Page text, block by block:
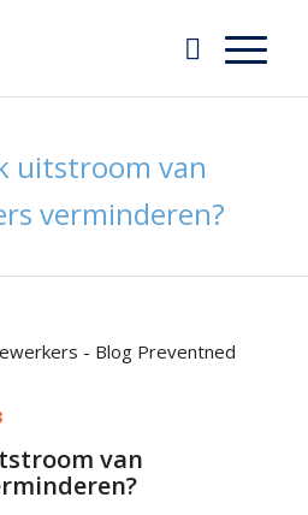
uitstroom van
verminderen?
van